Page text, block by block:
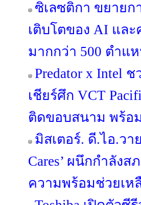
ซิเลซติกา ขยายก
เติบโตของ AI แล
มากกว่า 500 ตำแ
Predator x Intel
เชียร์ศึก VCT
ติดขอบสนาม พร้อ
มิสเตอร์. ดี.ไอ.วา
Cares’ ผนึกกำลัง
ความพร้อมช่วยเห